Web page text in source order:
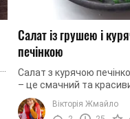
Салат із грушею і
печінкою
Салат з курячою
– це смачний та
стане окрасою
подарує колосальне
Вікторія Жмайло